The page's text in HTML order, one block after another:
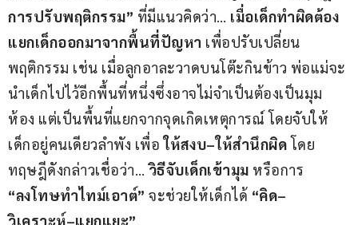
การปรับพฤติกรรม” ที่มีแนวคิดว่า… เมื่อเด็กทำผิดต้อง
แยกเด็กออกมาจากพื้นที่ปัญหา เพื่อปรับเปลี่ยน
พฤติกรรม เช่น เมื่อลูกอาละวาดบนโต๊ะกินข้าว พ่อแม่จะ
นำเด็กไปไว้อีกพื้นที่หนึ่งซึ่งอาจไม่จำเป็นต้องเป็นมุม
ห้อง แต่เป็นพื้นที่แยกจากจุดเกิดเหตุการณ์ โดยจับให้
เด็กอยู่คนเดียวลำพัง เพื่อ ให้สงบ–ให้สำนึกผิด โดย
ทฤษฎีดังกล่าวเชื่อว่า… วิธีจับเด็กเข้ามุม หรือการ
“ลงโทษทำไทม์เอาต์” จะช่วยให้เด็กได้ “คิด–
วิเคราะห์–แยกแยะ”